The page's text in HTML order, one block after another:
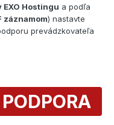
Hostingu a podľa
záznamom) nastavte
prevádzkovateľa